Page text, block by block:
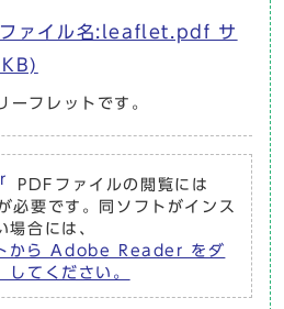
ファイル名:leaflet.pdf サ
ーフレットです。
PDFファイルの閲覧には
要です。同ソフトがインス
場合には、
から Adobe Reader をダ
してください。